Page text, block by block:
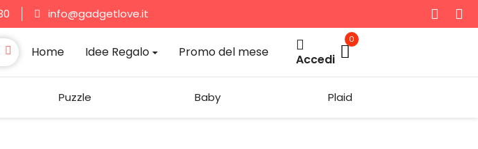
info@gadgetlove.it
Home Idee Regalo Promo del mese Accedi
0
Puzzle Baby Plaid